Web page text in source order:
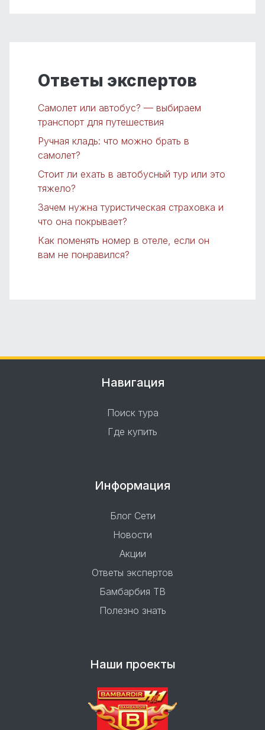
Ответы экспертов
Самолет или автобус? — выбираем
транспорт для путешествия
Ручная кладь: что можно брать в
самолет?
Стоит ли ехать в автобусный тур или это
тяжело?
Зачем нужна туристическая страховка и
что она покрывает?
Как поменять номер в отеле, если он
вам не понравился?
Навигация
Поиск тура
Где купить
Информация
Блог Сети
Новости
Акции
Ответы экспертов
Бамбарбия ТВ
Полезно знать
Наши проекты